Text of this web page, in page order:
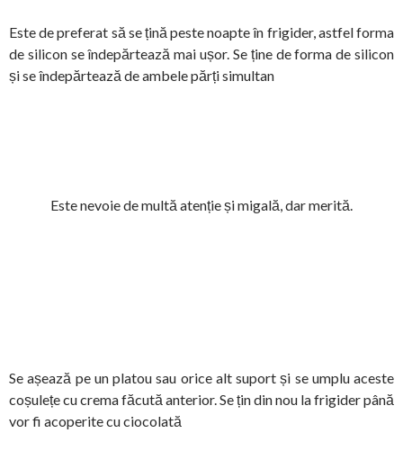
Este de preferat să se țină peste noapte în frigider, astfel forma
de silicon se îndepărtează mai ușor. Se ține de forma de silicon
și se îndepărtează de ambele părți simultan
Este nevoie de multă atenție și migală, dar merită.
Se așează pe un platou sau orice alt suport și se umplu aceste
coșulețe cu crema făcută anterior. Se țin din nou la frigider până
vor fi acoperite cu ciocolată